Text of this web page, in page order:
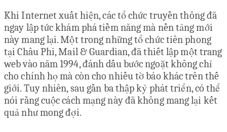
Khi Internet xuất hiện, các tổ chức truyền thông đã
ngay lập tức khám phá tiềm năng mà nền tảng mới
này mang lại. Một trong những tổ chức tiên phong
tại Châu Phi, Mail & Guardian, đã thiết lập một trang
web vào năm 1994, đánh dấu bước ngoặt không chỉ
cho chính họ mà còn cho nhiều tờ báo khác trên thế
giới. Tuy nhiên, sau gần ba thập kỷ phát triển, có thể
nói rằng cuộc cách mạng này đã không mang lại kết
quả như mong đợi.